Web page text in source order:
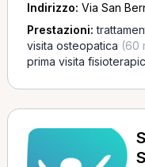
Indirizzo: Via San
Prestazioni:
visita osteopatica (60
prima visita